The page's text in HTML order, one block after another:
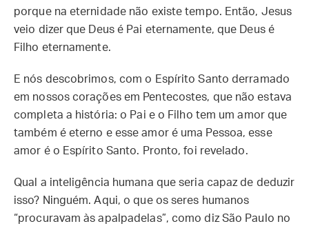
porque na eternidade não existe tempo. Então, Jesus
veio dizer que Deus é Pai eternamente, que Deus é
Filho eternamente.
E nós descobrimos, com o Espírito Santo derramado
em nossos corações em Pentecostes, que não estava
completa a história: o Pai e o Filho tem um amor que
também é eterno e esse amor é uma Pessoa, esse
amor é o Espírito Santo. Pronto, foi revelado.
Qual a inteligência humana que seria capaz de deduzir
isso? Ninguém. Aqui, o que os seres humanos
“procuravam às apalpadelas”, como diz São Paulo no